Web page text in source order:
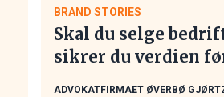
BRAND STORIES
Skal du selge
sikrer du verdien
ADVOKATFIRMAET ØVERBØ